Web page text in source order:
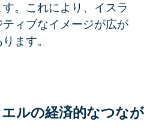
。これにより、イスラ
ィブなイメージが広が
ます。
ルの経済的なつなが